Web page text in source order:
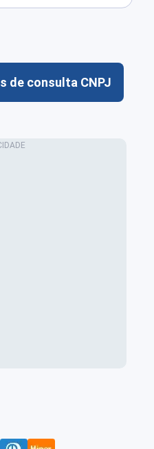
de consulta CNPJ